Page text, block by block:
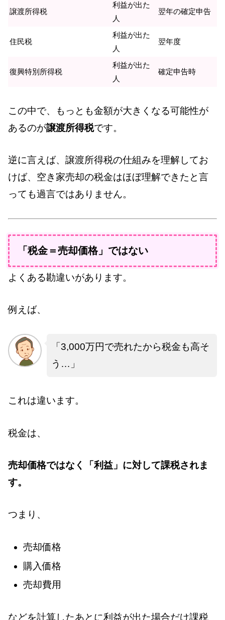
譲渡所得税
利益が出た
人
翌年の確定申告
住民税
利益が出た
人
翌年度
復興特別所得税
利益が出た
人
確定申告時
この中で、もっとも金額が大きくなる可能性が
あるのが譲渡所得税です。
逆に言えば、譲渡所得税の仕組みを理解してお
けば、空き家売却の税金はほぼ理解できたと言
っても過言ではありません。
「税金＝売却価格」ではない
よくある勘違いがあります。
例えば、
「3,000万円で売れたから税金も高そ
う…」
これは違います。
税金は、
売却価格ではなく「利益」に対して課税されま
す。
つまり、
売却価格
購入価格
売却費用
などを計算したあとに利益が出た場合だけ課税